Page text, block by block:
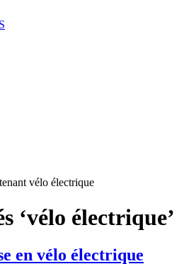
vélo électrique
‘vélo électrique’
en vélo électrique